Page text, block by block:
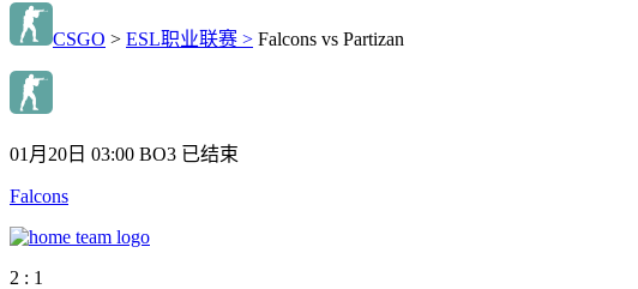
CSGO > ESL职业联赛 > Falcons vs Partizan
01月20日 03:00 BO3 已结束
Falcons
2 : 1